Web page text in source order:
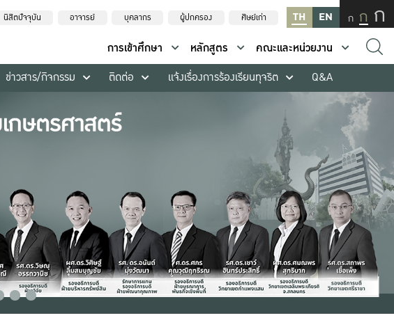
นิสิตปัจจุบัน อาจารย์ บุคลากร ผู้ปกครอง ศิษย์เก่า TH EN ก ก ก
การเข้าศึกษา หลักสูตร
คณะและหน่วยงาน
ข่าวสาร/กิจกรรม ติดต่อ แจ้งเรื่องการร้องเรียนทุจริต Q&A